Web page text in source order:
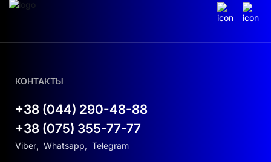
КОНТАКТЫ
+38 (044) 290-48-88
+38 (075) 355-77-77
Viber, Whatsapp, Telegram